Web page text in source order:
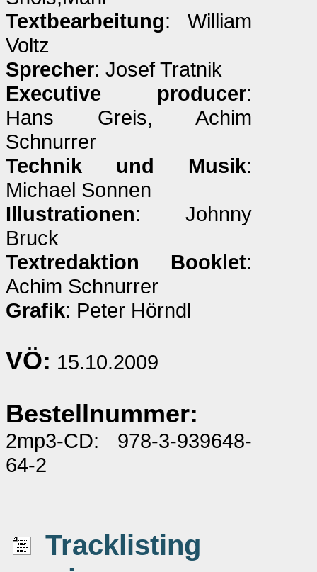
Textbearbeitung: William
Voltz
Sprecher: Josef Tratnik
Executive producer:
Hans Greis, Achim
Schnurrer
Technik und Musik:
Michael Sonnen
Illustrationen: Johnny
Bruck
Textredaktion Booklet:
Achim Schnurrer
Grafik: Peter Hörndl
VÖ: 15.10.2009
Bestellnummer:
2mp3-CD: 978-3-939648-
64-2
Tracklisting